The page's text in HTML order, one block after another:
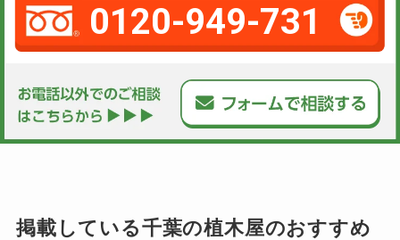
0120-949-731
掲載している千葉の植木屋のおすすめ